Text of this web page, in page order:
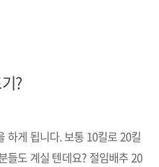
?
하게 됩니다. 보통 10킬로 20킬
들도 계실 텐데요? 절임배추 20